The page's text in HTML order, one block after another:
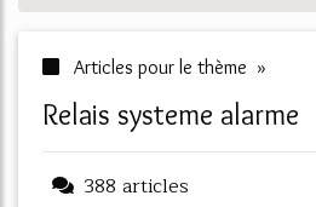
Articles pour le thème »
relais systeme alarme
388 articles